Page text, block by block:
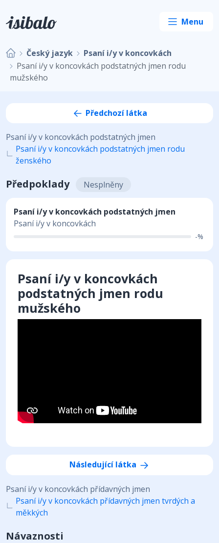
Český jazyk
Psaní i/y v koncovkách
Psaní i/y v koncovkách podstatných jmen rodu
mužského
Předchozí látka
Psaní i/y v koncovkách podstatných jmen
Psaní i/y v koncovkách podstatných jmen rodu
ženského
Předpoklady Nesplněny
Psaní i/y v koncovkách podstatných jmen
Psaní i/y v koncovkách
-%
Psaní i/y v koncovkách
podstatných jmen rodu
mužského
Následující látka
Psaní i/y v koncovkách přídavných jmen
Psaní i/y v koncovkách přídavných jmen tvrdých a
měkkých
Návaznosti